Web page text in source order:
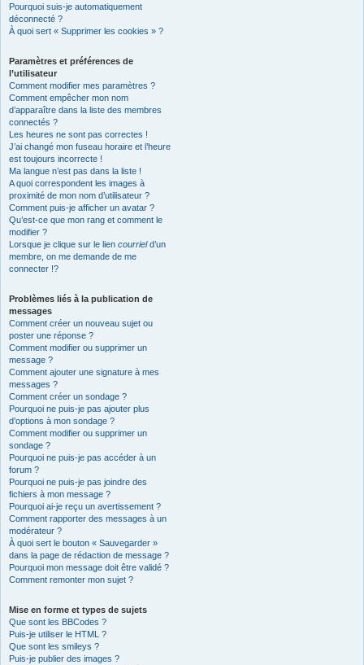
Pourquoi suis-je automatiquement
déconnecté ?
À quoi sert « Supprimer les cookies » ?
Paramètres et préférences de
l’utilisateur
Comment modifier mes paramètres ?
Comment empêcher mon nom
d’apparaître dans la liste des membres
connectés ?
Les heures ne sont pas correctes !
J’ai changé mon fuseau horaire et l’heure
est toujours incorrecte !
Ma langue n’est pas dans la liste !
A quoi correspondent les images à
proximité de mon nom d’utilisateur ?
Comment puis-je afficher un avatar ?
Qu’est-ce que mon rang et comment le
modifier ?
Lorsque je clique sur le lien courrield’un
membre, on me demande de me
connecter !?
Problèmes liés à la publication de
messages
Comment créer un nouveau sujet ou
poster une réponse ?
Comment modifier ou supprimer un
message ?
Comment ajouter une signature à mes
messages ?
Comment créer un sondage ?
Pourquoi ne puis-je pas ajouter plus
d’options à mon sondage ?
Comment modifier ou supprimer un
sondage ?
Pourquoi ne puis-je pas accéder à un
forum ?
Pourquoi ne puis-je pas joindre des
fichiers à mon message ?
Pourquoi ai-je reçu un avertissement ?
Comment rapporter des messages à un
modérateur ?
À quoi sert le bouton « Sauvegarder »
dans la page de rédaction de message ?
Pourquoi mon message doit être validé ?
Comment remonter mon sujet ?
Mise en forme et types de sujets
Que sont les BBCodes ?
Puis-je utiliser le HTML ?
Que sont les smileys ?
Puis-je publier des images ?